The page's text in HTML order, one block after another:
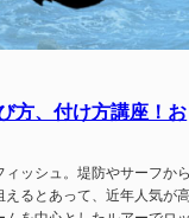
方、付け方講座！お
ィッシュ。堤防やサーフか
るとあって、近年人気が